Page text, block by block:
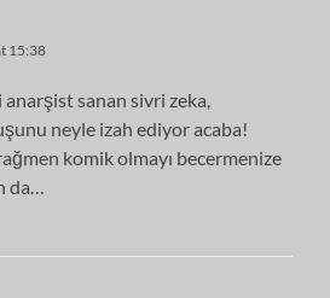
15:38
sanan sivri zeka,
neyle izah ediyor acaba!
komik olmayı becermenize
da…